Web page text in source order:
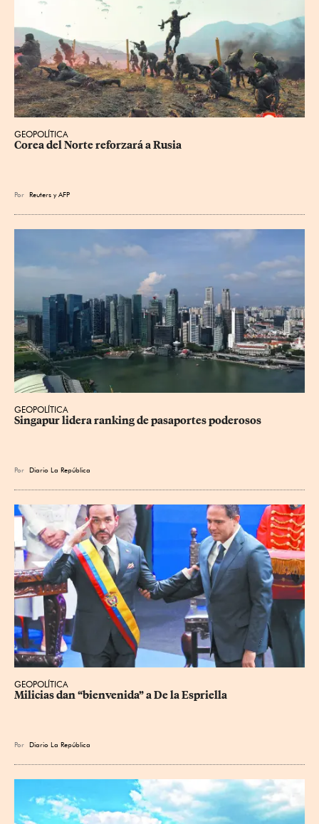
GEOPOLÍTICA
Corea del Norte reforzará a Rusia
Por Reuters yAFP
GEOPOLÍTICA
Singapur lidera ranking de pasaportes poderosos
Por Diario La República
GEOPOLÍTICA
Milicias dan “bienvenida” a De la Espriella
Por Diario La República